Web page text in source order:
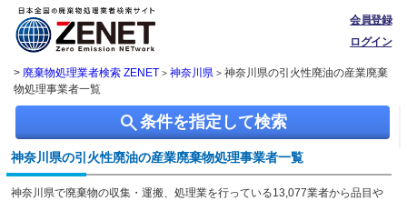
会員登録
ログイン
> 廃棄物処理業者検索 ZENET > 神奈川県 > 神奈川県の引火性廃油の産業廃棄
物処理事業者一覧
search条件を指定して検索
神奈川県の引火性廃油の産業廃棄物処理事業者一覧
神奈川県で廃棄物の収集・運搬、処理業を行っている13,077業者から品目や